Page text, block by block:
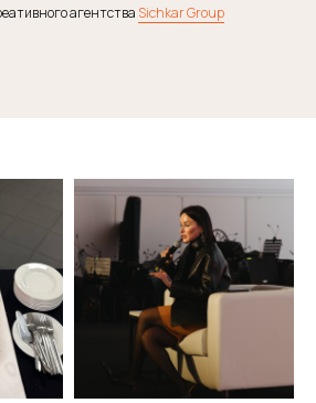
агентства Sichkar Group
свяжемся с вами